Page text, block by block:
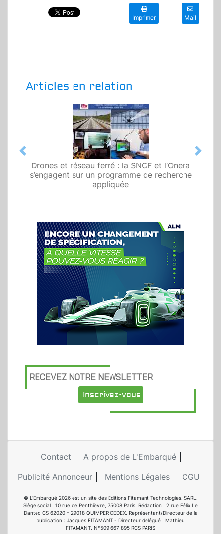
Imprimer Mail
Articles en relation
Drones et réseau ferré : la SNCF et l’Onera
s’engagent sur un programme de recherche
appliquée
Previous Next
RECEVEZ NOTRE NEWSLETTER
Inscrivez-vous
Contact
A propos de L'Embarqué
Publicité Annonceur
Mentions Légales CGU
© L'Embarqué 2026 est un site des Editions Fitamant Technologies. SARL.
Siège social : 10 rue de Penthièvre, 75008 Paris. Rédaction : 2 rue Félix Le
Dantec CS 62020 – 29018 QUIMPER CEDEX. Représentant/Directeur de la
publication : Jacques FITAMANT - Directeur délégué : Mathieu
FITAMANT. N°509 667 895 RCS PARIS